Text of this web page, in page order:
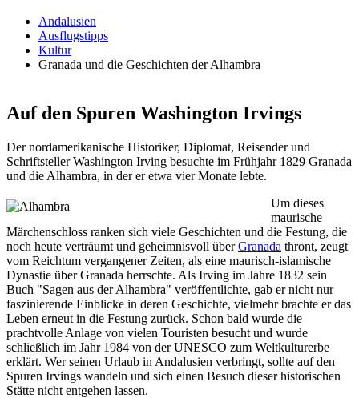
Andalusien
Ausflugstipps
Kultur
Granada und die Geschichten der Alhambra
Auf den Spuren Washington Irvings
Der nordamerikanische Historiker, Diplomat, Reisender und
Schriftsteller Washington Irving besuchte im Frühjahr 1829 Granada
und die Alhambra, in der er etwa vier Monate lebte.
Um dieses
maurische
Märchenschloss ranken sich viele Geschichten und die Festung, die
noch heute verträumt und geheimnisvoll überGranada thront, zeugt
vom Reichtum vergangener Zeiten, als eine maurisch-islamische
Dynastie über Granada herrschte. Als Irving im Jahre 1832 sein
Buch "Sagen aus der Alhambra" veröffentlichte, gab er nicht nur
faszinierende Einblicke in deren Geschichte, vielmehr brachte er das
Leben erneut in die Festung zurück. Schon bald wurde die
prachtvolle Anlage von vielen Touristen besucht und wurde
schließlich im Jahr 1984 von der UNESCO zum Weltkulturerbe
erklärt. Wer seinen Urlaub in Andalusien verbringt, sollte auf den
Spuren Irvings wandeln und sich einen Besuch dieser historischen
Stätte nicht entgehen lassen.